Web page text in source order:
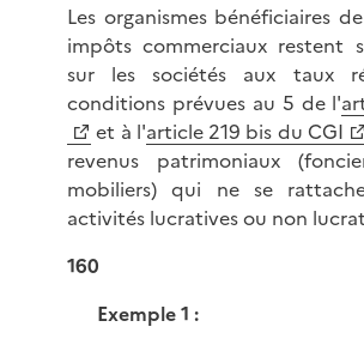
Les organismes bénéficiaires
impôts commerciaux restent
sur les sociétés aux taux
conditions prévues au 5 de l'
et à l'article 219 bis du CGI
revenus patrimoniaux
mobiliers) qui ne se
activités lucratives ou non
160
Exemple 1 :